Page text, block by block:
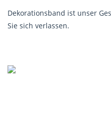
Dekorationsband ist unser
Sie sich verlassen.